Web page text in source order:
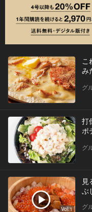
こ
み
グ
打
ポ
グ
Vol.1
ぶ
グ